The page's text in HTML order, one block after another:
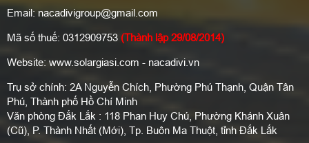
Email: nacadivigroup@gmail.com
Mã số thuế: 0312909753 (Thành lập 29/08/2014)
Website: www.solargiasi.com - nacadivi.vn
Trụ sở chính: 2A Nguyễn Chích, Phường Phú Thạnh, Quận Tân
Phú, Thành phố Hồ Chí Minh
Văn phòng Đắk Lắk : 118 Phan Huy Chú, Phường Khánh Xuân
(Cũ), P. Thành Nhất (Mới), Tp. Buôn Ma Thuột, tỉnh Đắk Lắk